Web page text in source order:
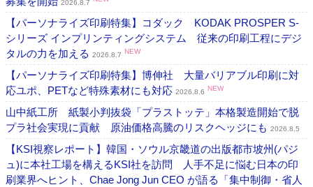
2026.8.7
【パーソナライズ印刷特集】コダック KODAK PROSPER S-
シリーズ インプリンティングシステム 従来の印刷工程にデジ
タルの力を加える 2026.8.7 NEW
【パーソナライズ印刷特集】博伸社 大量バリアブル印刷に対
応ユポ、PETなど特殊素材にも対応 2026.8.6 NEW
山中紙工所 紙製小判抜袋「プラストッテ」本格製造開始で脱
プラ社会実現に貢献 原油価格高騰のリスクヘッジにも 2026.8.5
【KSI視察レポート】韓国・ソウル京畿道の出版都市坡州(パジ
ュ)に本社工場を構えるKSI社を訪問 人手不足に悩む日本の印
刷業界へヒント、Chae Jong Jun CEO が語る「集中制御・省人